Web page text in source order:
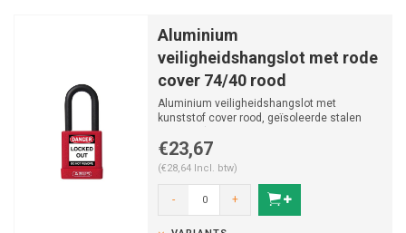
Aluminium
veiligheidshangslot met rode
cover 74/40 rood
Aluminium veiligheidshangslot met
kunststof cover rood, geïsoleerde stalen
€23,67
(€28,64 Incl. btw)
- +